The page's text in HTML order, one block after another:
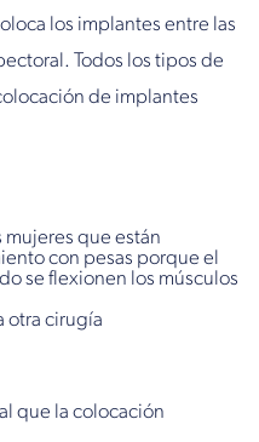
los implantes entre las
Todos los tipos de
de implantes
mujeres que están
con pesas porque el
se flexionen los músculos
otra cirugía
que la colocación